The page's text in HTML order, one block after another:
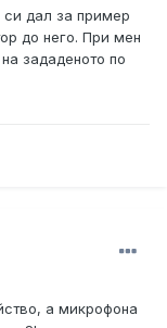
дал за пример
до него. При мен
зададеното по
а микрофона